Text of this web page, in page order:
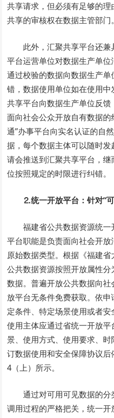
共享请求，但必须有足够的
共享的审核权在数据主管部门。
此外，汇聚共享平台还
平台运营单位对数据生产单
通过校验的数据向数据生产
错，数据使用单位如在使用
共享平台向数据生产单位反
面向社会公众开放自有数据
通”办事平台向实名认证的自
据，每个数据主体可以随时
请会推送到汇聚共享平台，
位按照规定的时限进行纠错。
⒉统一开放平台：针对“
福建省公共数据资源统一
平台职能是负责面向社会开放
原始数据类型。根据《福建省
公共数据资源按照开放属性
数据。普遍开放公共数据向
放平台无条件免费获取。依
定条件、特定场景使用或者
使用主体应通过省统一开放
景、使用方式、使用要求、
订数据使用和安全保障协议
4（上）所示。
通过对可用可见数据的
调用过程的严格把关，统一